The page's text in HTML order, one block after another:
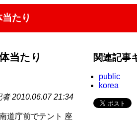
たり
当たり
2010.06.07 21:34
道庁前でテント 座
関連記事
public
korea